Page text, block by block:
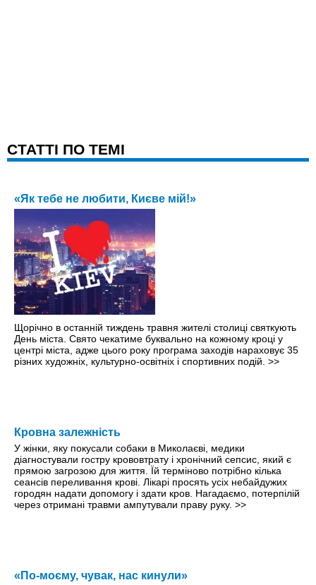
CТАТТІ ПО ТЕМІ
«Як тебе не любити, Києве мій!»
Щорічно в останній тиждень травня жителі столиці святкують
День міста. Свято чекатиме буквально на кожному кроці y
центрі міста, адже цього року програма заходів нараховує 35
різних художніх, культурно-освітніх і спортивних подій. >>
Кровна залежність
У жінки, яку покусали собаки в Миколаєві, медики
діагностували гостру крововтрату і хронічний сепсис, який є
прямою загрозою для життя. Їй терміново потрібно кілька
сеансів переливання крові. Лікарі просять усіх небайдужих
городян надати допомогу і здати кров. Нагадаємо, потерпілій
через отримані травми ампутували праву руку. >>
«По-моєму, чувак, нас кинули»